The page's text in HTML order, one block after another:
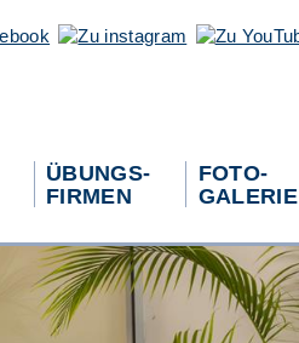
FOTO-
GALERIE
ÜBUNGS-
FIRMEN